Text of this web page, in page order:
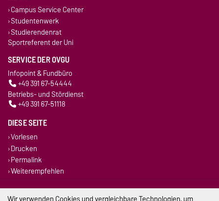
Campus Service Center
Studentenwerk
Studierendenrat
Sportreferent der Uni
SERVICE DER OVGU
Infopoint & Fundbüro
+49 391 67-54444
Betriebs- und Stördienst
+49 391 67-51118
DIESE SEITE
Vorlesen
Drucken
Permalink
Weiterempfehlen
Impressum